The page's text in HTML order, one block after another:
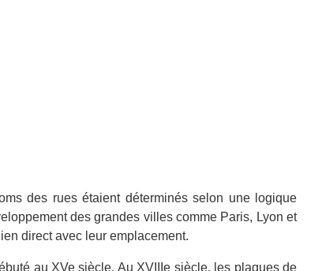
des rues étaient déterminés selon une logique
des grandes villes comme Paris, Lyon et
direct avec leur emplacement.
au XVe siècle. Au XVIIIe siècle, les plaques de